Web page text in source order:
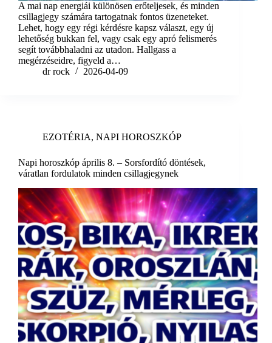
A mai nap energiái különösen erőteljesek, és minden
csillagjegy számára tartogatnak fontos üzeneteket.
Lehet, hogy egy régi kérdésre kapsz választ, egy új
lehetőség bukkan fel, vagy csak egy apró felismerés
segít továbbhaladni az utadon. Hallgass a
megérzéseidre, figyeld a…
dr rock
2026-04-09
EZOTÉRIA, NAPI HOROSZKÓP
Napi horoszkóp április 8. – Sorsfordító döntések,
váratlan fordulatok minden csillagjegynek